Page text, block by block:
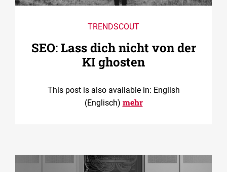
TRENDSCOUT
SEO: Lass dich nicht von der
KI ghosten
This post is also available in: English
(Englisch) mehr